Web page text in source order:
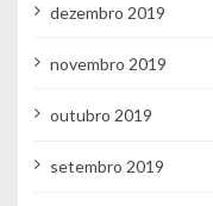
dezembro 2019
novembro 2019
outubro 2019
setembro 2019